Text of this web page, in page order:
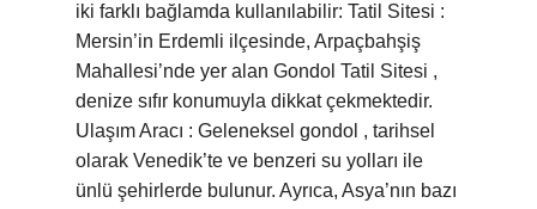
iki farklı bağlamda kullanılabilir: Tatil Sitesi :
Mersin’in Erdemli ilçesinde, Arpaçbahşiş
Mahallesi’nde yer alan Gondol Tatil Sitesi ,
denize sıfır konumuyla dikkat çekmektedir.
Ulaşım Aracı : Geleneksel gondol , tarihsel
olarak Venedik’te ve benzeri su yolları ile
ünlü şehirlerde bulunur. Ayrıca, Asya’nın bazı